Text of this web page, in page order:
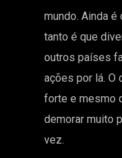
mundo. Ainda
tanto é que
outros países
ações por lá. O
forte e mesmo
demorar muito
vez.